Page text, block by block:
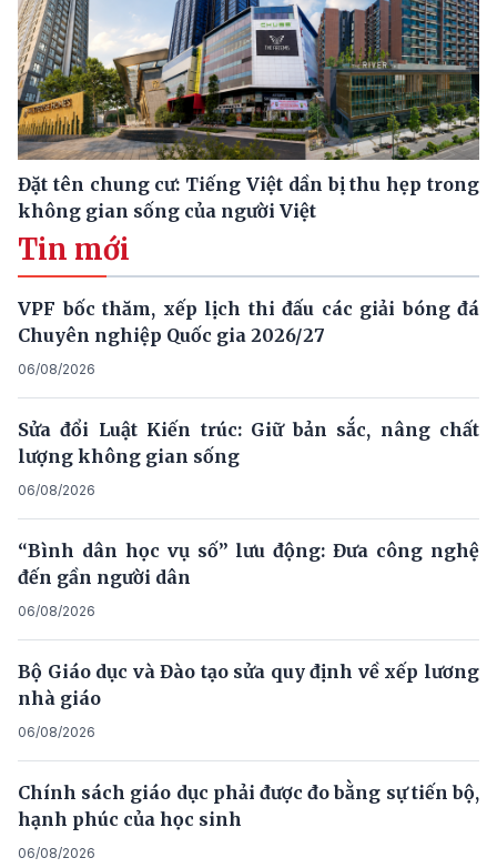
Đặt tên chung cư: Tiếng Việt dần bị thu hẹp trong
không gian sống của người Việt
Tin mới
VPF bốc thăm, xếp lịch thi đấu các giải bóng đá
Chuyên nghiệp Quốc gia 2026/27
06/08/2026
Sửa đổi Luật Kiến trúc: Giữ bản sắc, nâng chất
lượng không gian sống
06/08/2026
“Bình dân học vụ số” lưu động: Đưa công nghệ
đến gần người dân
06/08/2026
Bộ Giáo dục và Đào tạo sửa quy định về xếp lương
nhà giáo
06/08/2026
Chính sách giáo dục phải được đo bằng sự tiến bộ,
hạnh phúc của học sinh
06/08/2026